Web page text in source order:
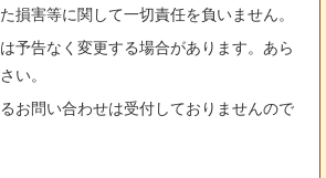
損害等に関して一切責任を負いません。
予告なく変更する場合があります。あら
い。
お問い合わせは受付しておりませんので